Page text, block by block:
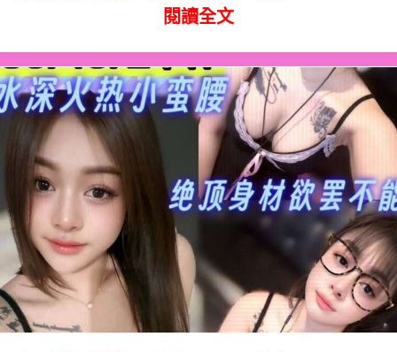
閱讀全文